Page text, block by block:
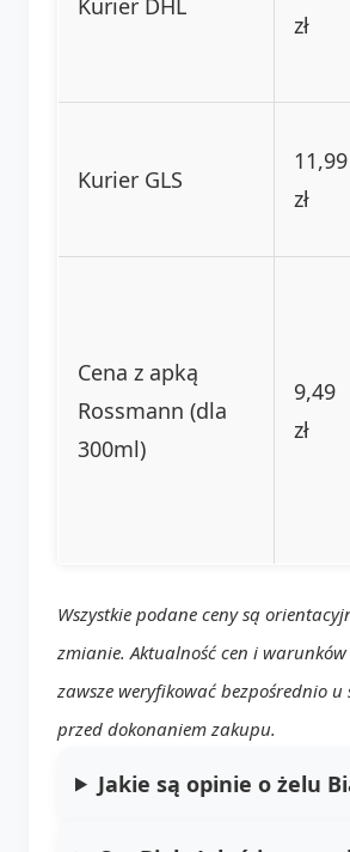
zł
Kurier GLS
11,99
zł
Cena z apką
Rossmann (dla
300ml)
9,49
zł
Wszystkie podane ceny są
zmianie. Aktualność cen i
zawsze weryfikować bezpośrednio u
przed dokonaniem zakupu.
Jakie są opinie o żelu